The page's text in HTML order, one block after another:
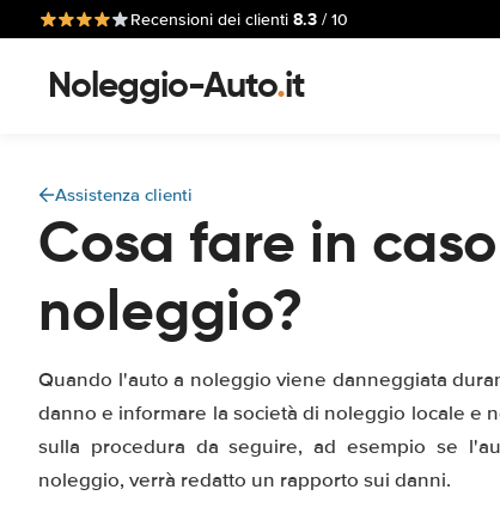
Recensioni dei clienti 8.3 / 10
Noleggio-Auto.it
Assistenza clienti
Cosa fare in
noleggio?
Quando l'auto a noleggio viene danneggiata
danno e informare la società di noleggio locale e
sulla procedura da seguire, ad esempio se
noleggio, verrà redatto un rapporto sui danni.